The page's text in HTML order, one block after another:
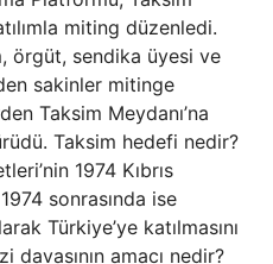
miting düzenledi.
örgüt, sendika üyesi ve
sakinler mitinge
Taksim Meydanı’na
Taksim hedefi nedir?
1974 Kıbrıs
1974 sonrasında ise
Türkiye’ye katılmasını
amacı nedir?